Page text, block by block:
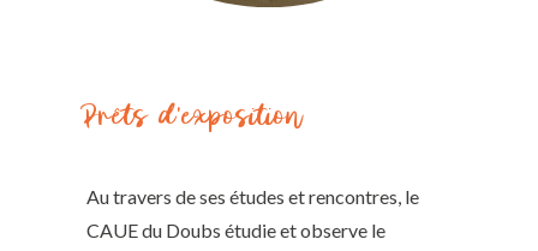
Prêts d'exposition
Au travers de ses études et rencontres, le
CAUE du Doubs étudie et observe le